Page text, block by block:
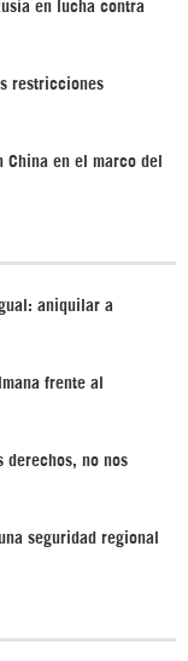
en lucha contra
restricciones
China en el marco del
aniquilar a
frente al
derechos, no nos
seguridad regional